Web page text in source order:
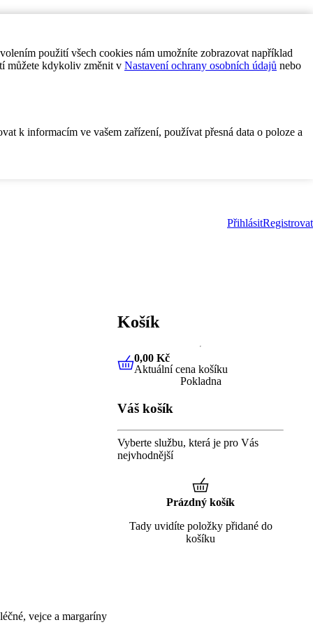
použití všech cookies nám umožníte zobrazovat například
můžete kdykoliv změnit v Nastavení ochrany osobních údajů nebo
k informacím ve vašem zařízení, používat přesná data o poloze a
PřihlásitRegistrovat
vejce a margaríny
Košík
0,00 KčAktuální cena košíku
0,00 Kč
Aktuální cena košíku
Pokladna
Váš košík
Vyberte službu, která je pro Vás
nejvhodnější
Prázdný košík
Tady uvidíte položky přidané do
košíku